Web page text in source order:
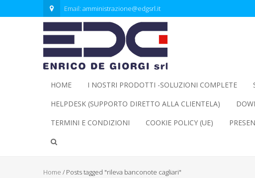
Email: amministrazione@edgsrl.it
HOME I NOSTRI PRODOTTI -SOLUZIONI COMPLETE
HELPDESK (SUPPORTO DIRETTO ALLA CLIENTELA)
TERMINI E CONDIZIONI
COOKIE POLICY (UE)
Home / Posts tagged "rileva banconote cagliari"